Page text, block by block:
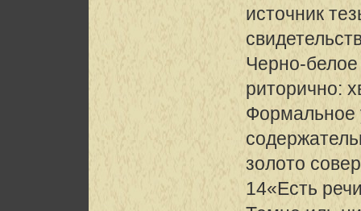
источник
Черно-
риторично:
Формальное
золото
14«Есть